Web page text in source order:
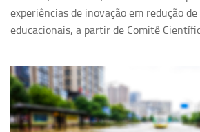
experiências de inovação em redução
educacionais, a partir de Comitê